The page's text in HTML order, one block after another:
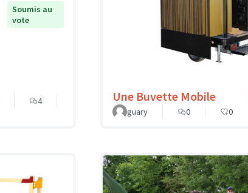
Soumis au
vote
4
Une Buvette Mobile
guary
0 0